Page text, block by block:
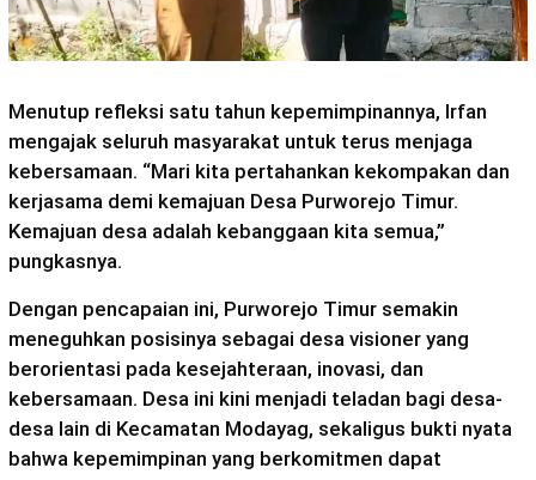
Menutup refleksi satu tahun kepemimpinannya, Irfan
mengajak seluruh masyarakat untuk terus menjaga
kebersamaan. “Mari kita pertahankan kekompakan dan
kerjasama demi kemajuan Desa Purworejo Timur.
Kemajuan desa adalah kebanggaan kita semua,”
pungkasnya.
Dengan pencapaian ini, Purworejo Timur semakin
meneguhkan posisinya sebagai desa visioner yang
berorientasi pada kesejahteraan, inovasi, dan
kebersamaan. Desa ini kini menjadi teladan bagi desa-
desa lain di Kecamatan Modayag, sekaligus bukti nyata
bahwa kepemimpinan yang berkomitmen dapat